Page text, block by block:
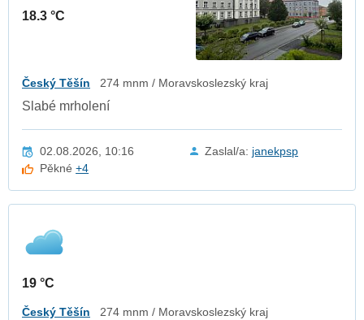
18.3 °C
Český Těšín 274 mnm / Moravskoslezský kraj
Slabé mrholení
02.08.2026, 10:16 Zaslal/a: janekpsp
Pěkné+4
19 °C
Český Těšín 274 mnm / Moravskoslezský kraj